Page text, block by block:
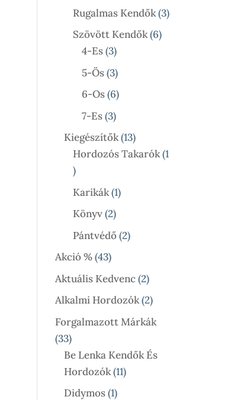
Termék
Rugalmas Kendők 33
Szövött Kendők 66
4-Es 33
Termék
5-Ös 33
Termék
6-Os 66
7-Es 33
Termék
Kiegészítők 1313
Termék
Hordozós Takarók 1
1
Termék
Karikák 11
Könyv 22
Termék
Pántvédő 22
Akció % 4343
Termék
Aktuális Kedvenc 22
Termék
Alkalmi Hordozók 22
Termék
Forgalmazott Márkák
3333
Termék
Be Lenka Kendők És
Hordozók 1111
Didymos 11